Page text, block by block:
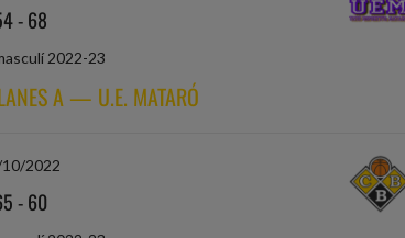
-68
2022-23
A — U.E. MATARÓ
2022
-60